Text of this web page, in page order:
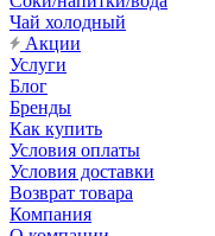
Чай холодный
Акции
Услуги
Блог
Бренды
Как купить
Условия оплаты
Условия доставки
Возврат товара
Компания